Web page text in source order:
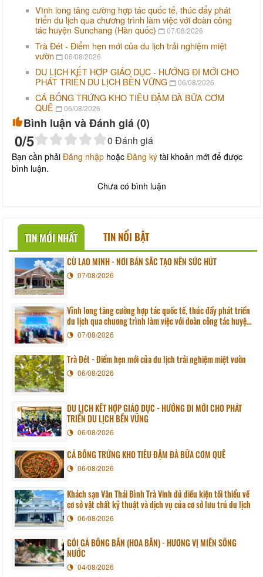
Vĩnh long tăng cường hợp tác quốc tế, thúc đẩy phát
triển du lịch qua chương trình làm việc với đoàn công
tác huyện Sunchang (Hàn quốc)
07/08/2026
Trà Đét - Điểm hẹn mới của du lịch trải nghiệm miệt
vườn
06/08/2026
DU LỊCH KẾT HỢP GIÁO DỤC - HƯỚNG ĐI MỚI CHO
PHÁT TRIỂN DU LỊCH BỀN VỮNG
06/08/2026
CÁ BỐNG TRỨNG KHO TIÊU ĐẬM ĐÀ BỮA CƠM
QUÊ
06/08/2026
Bình luận và Đánh giá (0)
0/5 0 Đánh giá
Bạn cần phải Đăng nhập hoặc Đăng ký tài khoản mới để được
bình luận.
Chưa có bình luận
TIN MỚI NHẤT TIN NỔI BẬT
CÙ LAO MINH - NƠI BẢN SẮC TẠO NÊN SỨC HÚT
07/08/2026
Vĩnh long tăng cường hợp tác quốc tế, thúc đẩy phát triển
du lịch qua chương trình làm việc với đoàn công tác huyện
Sunchang (Hàn quốc)
07/08/2026
Trà Đét - Điểm hẹn mới của du lịch trải nghiệm miệt vườn
06/08/2026
DU LỊCH KẾT HỢP GIÁO DỤC - HƯỚNG ĐI MỚI CHO PHÁT
TRIỂN DU LỊCH BỀN VỮNG
06/08/2026
CÁ BỐNG TRỨNG KHO TIÊU ĐẬM ĐÀ BỮA CƠM QUÊ
06/08/2026
Khách sạn Văn Thái Bình Trà Vinh đủ điều kiện tối thiểu về
cơ sở vật chất kỹ thuật và dịch vụ của cơ sở lưu trú du lịch
06/08/2026
GỎI GÀ BÔNG BẦN (HOA BẦN) - HƯƠNG VỊ MIỀN SÔNG
NƯỚC
04/08/2026